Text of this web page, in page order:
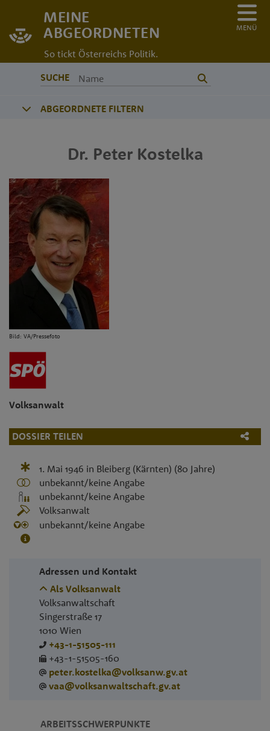
MEINE
ABGEORDNETEN
So tickt Österreichs Politik.
MENÜ
SUCHE
ABGEORDNETE FILTERN
Dr. Peter Kostelka
Bild: VA/Pressefoto
Volksanwalt
DOSSIER TEILEN
1. Mai 1946 in Bleiberg (Kärnten) (80 Jahre)
unbekannt/keine Angabe
unbekannt/keine Angabe
Volksanwalt
unbekannt/keine Angabe
Adressen und Kontakt
Als Volksanwalt
Volksanwaltschaft
Singerstraße 17
1010 Wien
+43-1-51505-111
+43-1-51505-160
peter.kostelka@volksanw.gv.at
vaa@volksanwaltschaft.gv.at
ARBEITSSCHWERPUNKTE